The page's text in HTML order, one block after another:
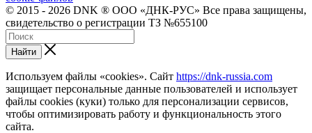
© 2015 - 2026 DNK ® ООО «ДНК-РУС» Все права защищены,
свидетельство о регистрации ТЗ №655100
Найти
Используем файлы «cookies». Сайт https://dnk-russia.com
защищает персональные данные пользователей и использует
файлы cookies (куки) только для персонализации сервисов,
чтобы оптимизировать работу и функциональность этого
сайта.